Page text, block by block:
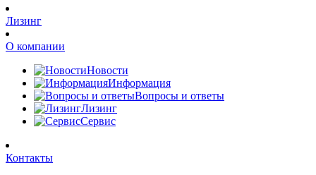
Лизинг
О компании
Новости
Информация
Вопросы и ответы
Лизинг
Сервис
Контакты